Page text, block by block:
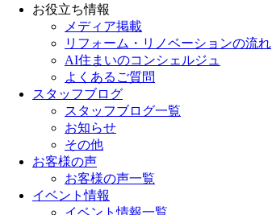
お役立ち情報
メディア掲載
リフォーム・リノベーションの流れ
AI住まいのコンシェルジュ
よくあるご質問
スタッフブログ
スタッフブログ一覧
お知らせ
その他
お客様の声
お客様の声一覧
イベント情報
イベント情報一覧